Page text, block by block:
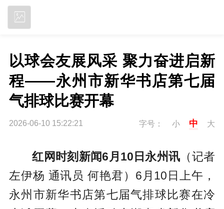
以球会友展风采 聚力奋进启新
程——永州市新华书店第七届
气排球比赛开幕
2026-06-10 15:22:21 字号： 小 中 大
红网时刻新闻6月10日永州讯 （记者
左伊杨 通讯员 何艳君）6月10日上午，
永州市新华书店第七届气排球比赛在冷